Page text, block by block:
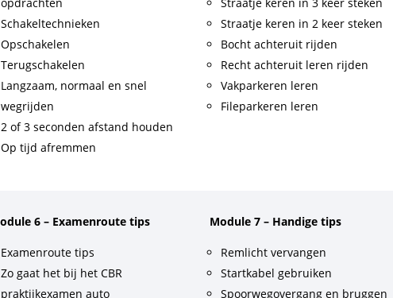
opdrachten
Schakeltechnieken
Opschakelen
Terugschakelen
Langzaam, normaal en snel
wegrijden
2 of 3 seconden afstand houden
Op tijd afremmen
Straatje keren in 3 keer steken
Straatje keren in 2 keer steken
Bocht achteruit rijden
Recht achteruit leren rijden
Vakparkeren leren
Fileparkeren leren
6 – Examenroute tips
Examenroute tips
Zo gaat het bij het CBR
praktijkexamen auto
Module 7 – Handige tips
Remlicht vervangen
Startkabel gebruiken
Spoorwegovergang en bruggen